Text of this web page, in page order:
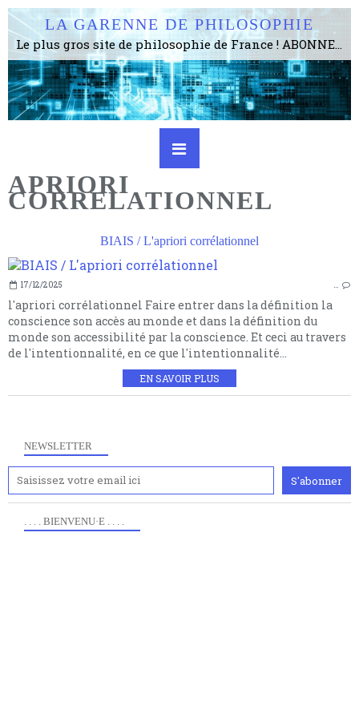
LA GARENNE DE PHILOSOPHIE
Le plus gros site de philosophie de France ! ABONNEZ-VOUS ! 4115 Articles, 1634 abonné·e·s, depuis 2006 . . . . . . . . 2 852 214 pages vues jusqu'à présent. Prestance et être apte à un plus grand nombre de choses.
APRIORI
CORRELATIONNEL
BIAIS / L'apriori corrélationnel
17/12/2025 …
l'apriori corrélationnel Faire entrer dans la définition la
conscience son accès au monde et dans la définition du
monde son accessibilité par la conscience. Et ceci au travers
de l'intentionnalité, en ce que l'intentionnalité...
EN SAVOIR PLUS
NEWSLETTER
. . . . BIENVENU·E . . . .